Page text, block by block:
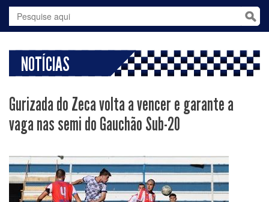
NOTÍCIAS
Gurizada do Zeca volta a vencer e garante a
vaga nas semi do Gauchão Sub-20